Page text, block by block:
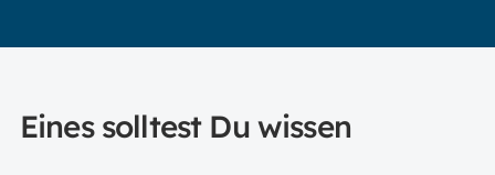
Eines solltest Du wissen